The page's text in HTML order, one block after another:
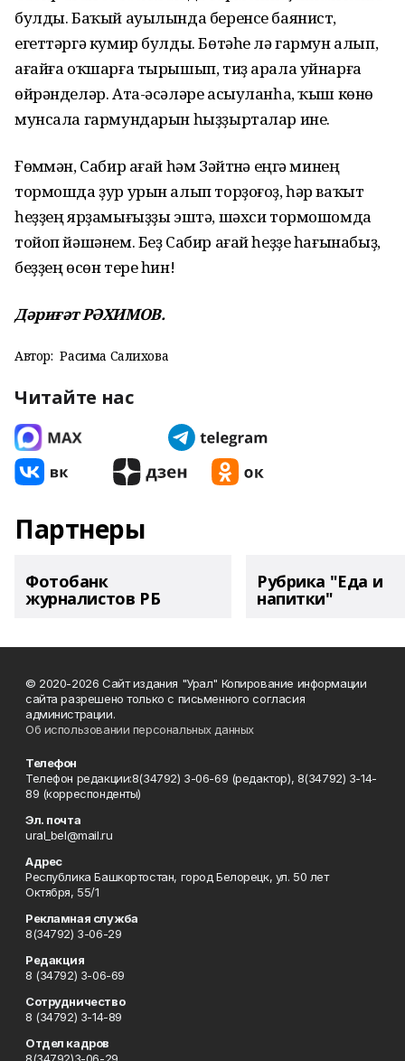
булды. Баҡый ауылында беренсе баянист,
егеттәргә кумир булды. Бөтәһе лә гармун алып,
ағайға оҡшарға тырышып, тиҙ арала уйнарға
өйрәнделәр. Ата-әсәләре асыуланһа, ҡыш көнө
мунсала гармундарын һыҙҙырталар ине.
Ғөмүмән, Сабир ағай һәм Зәйтүнә еңгә минең
тормошда ҙур урын алып торҙоғоҙ, һәр ваҡыт
һеҙҙең ярҙамығыҙҙы эштә, шәхси тормошомда
тойоп йәшәнем. Беҙ Сабир ағай һеҙҙе һағынабыҙ,
беҙҙең өсөн тере һин!
Дәриғәт РӘХИМОВ.
Автор: Расима Салихова
Читайте нас
Партнеры
Фотобанк
журналистов РБ
Рубрика "Еда и
напитки"
© 2020-2026 Сайт издания "Урал" Копирование информации
сайта разрешено только с письменного согласия
администрации.
Об использовании персональных данных
Телефон
Телефон редакции:8(34792) 3-06-69 (редактор), 8(34792) 3-14-
89 (корреспонденты)
Эл. почта
ural_bel@mail.ru
Адрес
Республика Башкортостан, город Белорецк, ул. 50 лет
Октября, 55/1
Рекламная служба
8(34792) 3-06-29
Редакция
8 (34792) 3-06-69
Сотрудничество
8 (34792) 3-14-89
Отдел кадров